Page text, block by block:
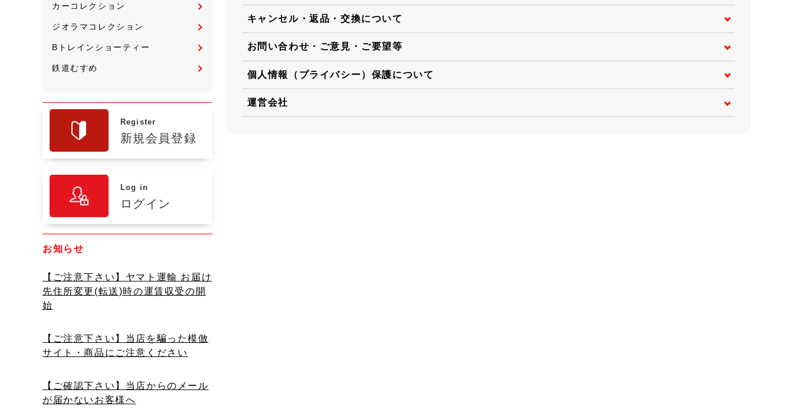
カーコレクション
ジオラマコレクション
Bトレインショーティー
鉄道むすめ
Register
新規会員登録
Log in
ログイン
お知らせ
【ご注意下さい】ヤマト運輸 お届け
先住所変更(転送)時の運賃収受の開
始
【ご注意下さい】当店を騙った模倣
サイト・商品にご注意ください
【ご確認下さい】当店からのメール
が届かないお客様へ
キャンセル・返品・交換について
お問い合わせ・ご意見・ご要望等
個人情報（プライバシー）保護について
運営会社